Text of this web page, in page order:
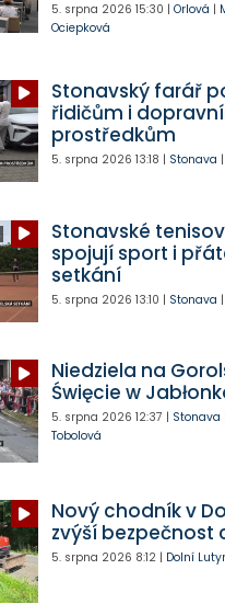
5. srpna 2026 15:30 | Orlová |
Ociepková
Stonavský farář
řidičům i
prostředkům
5. srpna 2026 13:18 | Stonava |
Stonavské
spojují sport i
setkání
5. srpna 2026 13:10 | Stonava |
Niedziela na
Święcie w
5. srpna 2026 12:37 | Stonava
Tobolová
Nový chodník v
zvýší bezpečnost
5. srpna 2026 8:12| Dolní